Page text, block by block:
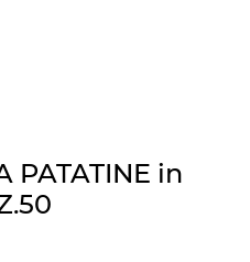
PATATINE in